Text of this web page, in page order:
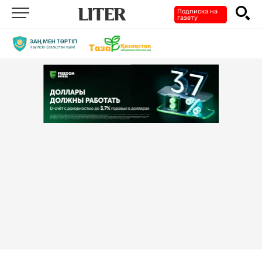
Подписка на
газету